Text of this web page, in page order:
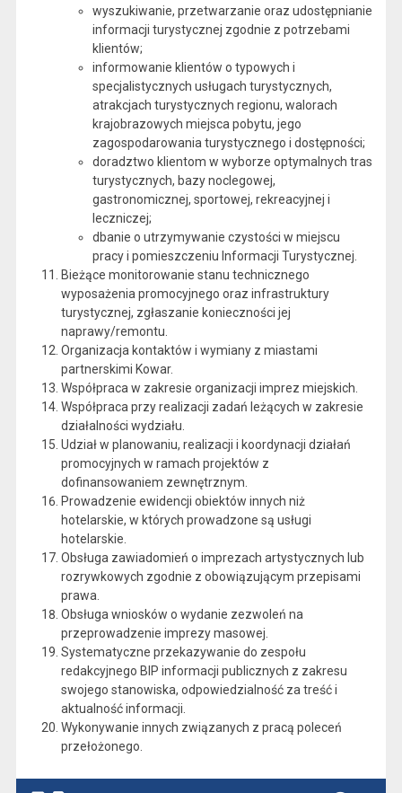
wyszukiwanie, przetwarzanie oraz udostępnianie
informacji turystycznej zgodnie z potrzebami
klientów;
informowanie klientów o typowych i
specjalistycznych usługach turystycznych,
atrakcjach turystycznych regionu, walorach
krajobrazowych miejsca pobytu, jego
zagospodarowania turystycznego i dostępności;
doradztwo klientom w wyborze optymalnych tras
turystycznych, bazy noclegowej,
gastronomicznej, sportowej, rekreacyjnej i
leczniczej;
dbanie o utrzymywanie czystości w miejscu
pracy i pomieszczeniu Informacji Turystycznej.
Bieżące monitorowanie stanu technicznego
wyposażenia promocyjnego oraz infrastruktury
turystycznej, zgłaszanie konieczności jej
naprawy/remontu.
Organizacja kontaktów i wymiany z miastami
partnerskimi Kowar.
Współpraca w zakresie organizacji imprez miejskich.
Współpraca przy realizacji zadań leżących w zakresie
działalności wydziału.
Udział w planowaniu, realizacji i koordynacji działań
promocyjnych w ramach projektów z
dofinansowaniem zewnętrznym.
Prowadzenie ewidencji obiektów innych niż
hotelarskie, w których prowadzone są usługi
hotelarskie.
Obsługa zawiadomień o imprezach artystycznych lub
rozrywkowych zgodnie z obowiązującym przepisami
prawa.
Obsługa wniosków o wydanie zezwoleń na
przeprowadzenie imprezy masowej.
Systematyczne przekazywanie do zespołu
redakcyjnego BIP informacji publicznych z zakresu
swojego stanowiska, odpowiedzialność za treść i
aktualność informacji.
Wykonywanie innych związanych z pracą poleceń
przełożonego.